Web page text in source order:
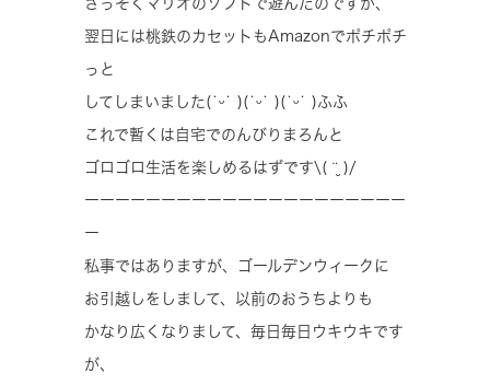
翌日には桃鉄のカセットもAmazonでポチポチ
っと
してしまいました(˙ᵕ​˙ )(˙ᵕ​˙ )(˙ᵕ​˙ )ふふ
これで暫くは自宅でのんびりまろんと
ゴロゴロ生活を楽しめるはずです\( ¨̮ )/
ーーーーーーーーーーーーーーーーーーーーー
ー
私事ではありますが、ゴールデンウィークに
お引越しをしまして、以前のおうちよりも
かなり広くなりまして、毎日毎日ウキウキです
が、